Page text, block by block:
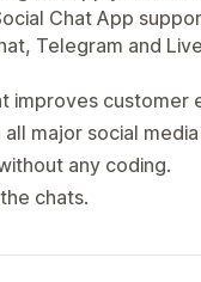
Chat App
Telegram and
improves customer
major social
any coding.
chats.